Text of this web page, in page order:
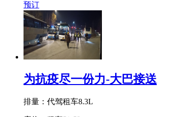
预订
为抗疫尽一份力-大巴接送
排量：代驾租车8.3L